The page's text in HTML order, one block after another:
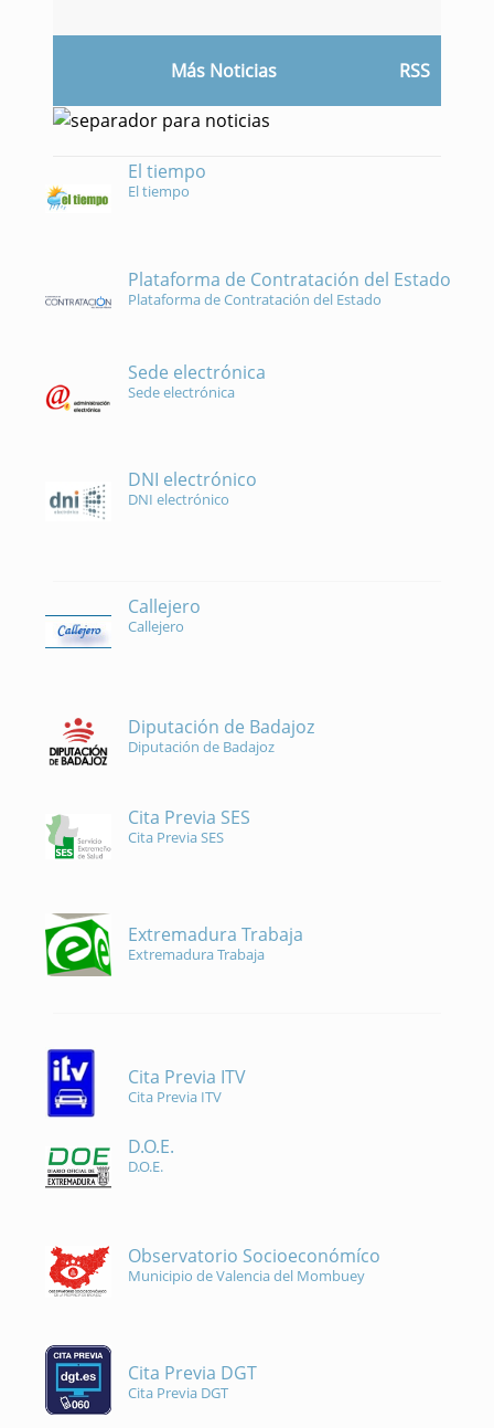
Más Noticias RSS
El tiempo
El tiempo
Plataforma de Contratación del Estado
Plataforma de Contratación del Estado
Sede electrónica
Sede electrónica
DNI electrónico
DNI electrónico
Callejero
Callejero
Diputación de Badajoz
Diputación de Badajoz
Cita Previa SES
Cita Previa SES
Extremadura Trabaja
Extremadura Trabaja
Cita Previa ITV
Cita Previa ITV
D.O.E.
D.O.E.
Observatorio Socioeconómíco
Municipio de Valencia del Mombuey
Cita Previa DGT
Cita Previa DGT